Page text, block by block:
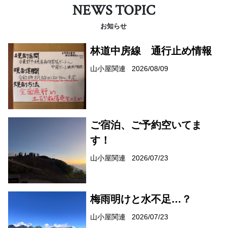
NEWS TOPIC
お知らせ
林道中房線 通行止め情報
山小屋関連 2026/08/09
ご宿泊、ご予約空いてま
す！
山小屋関連 2026/07/23
梅雨明けと水不足…？
山小屋関連 2026/07/23